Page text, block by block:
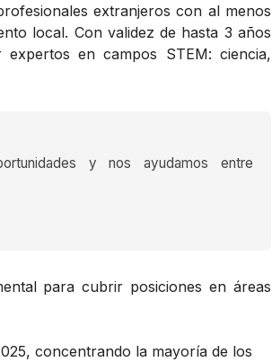
extranjeros con al menos
local. Con validez de hasta 3 años
en campos STEM: ciencia,
y nos ayudamos entre
para cubrir posiciones en áreas
concentrando la mayoría de los